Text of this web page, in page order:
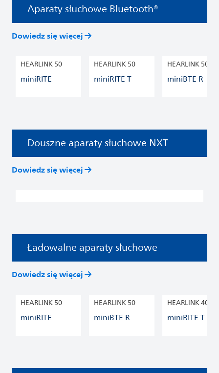
Aparaty słuchowe Bluetooth®
Dowiedz się więcej
HEARLINK 50
miniRITE
HEARLINK 50
miniRITE T
HEARLINK 50
miniBTE R
Douszne aparaty słuchowe NXT
Dowiedz się więcej
Ładowalne aparaty słuchowe
Dowiedz się więcej
HEARLINK 50
miniRITE
HEARLINK 50
miniBTE R
HEARLINK 40
miniRITE T R